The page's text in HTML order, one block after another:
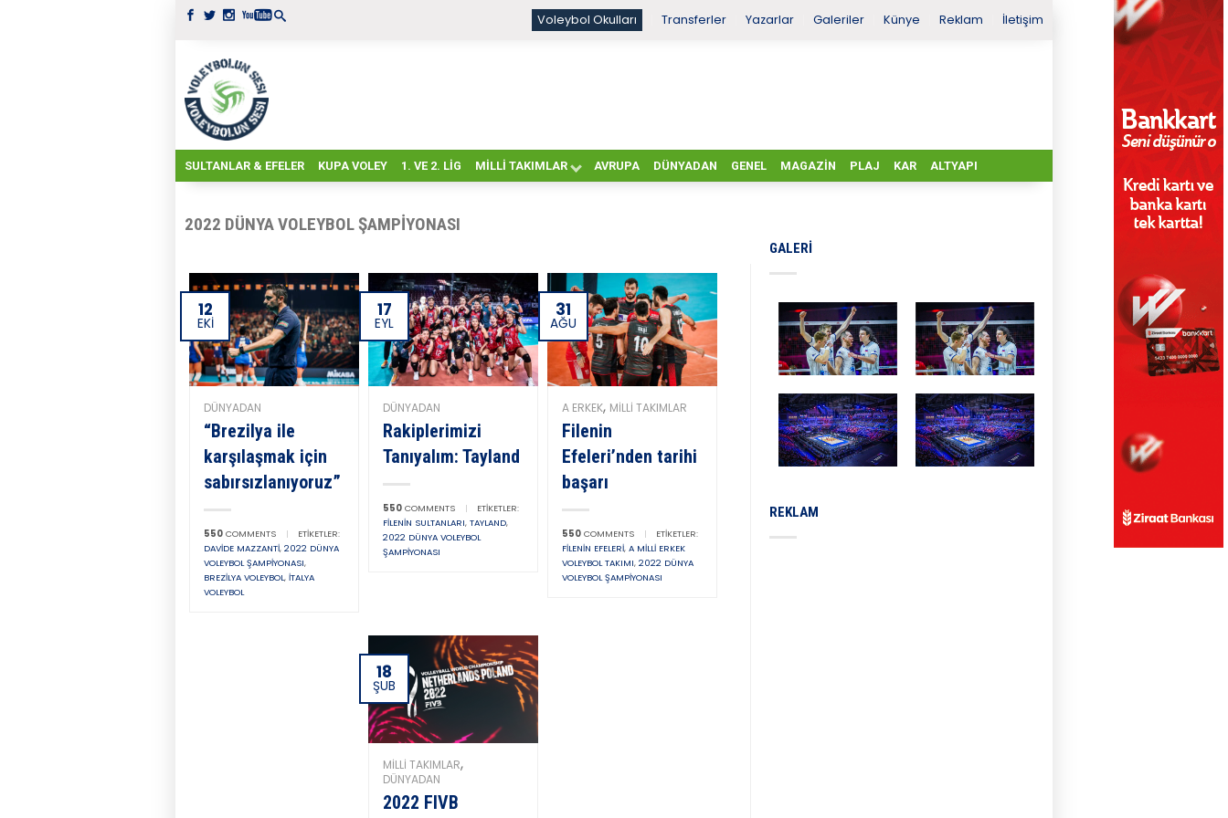
Voleybol Okulları Transferler Yazarlar Galeriler Künye Reklam İletişim
SULTANLAR & EFELER KUPA VOLEY 1. VE 2. LIG MILLI TAKIMLAR AVRUPA DÜNYADAN GENEL MAGAZIN PLAJ KAR ALTYAPI
2022 DÜNYA VOLEYBOL ŞAMPIYONASI
12
EKI
DÜNYADAN
“Brezilya ile
karşılaşmak için
sabırsızlanıyoruz”
550 COMMENTS |
ETIKETLER:
DAVIDE MAZZANTI, 2022 DÜNYA
VOLEYBOL ŞAMPIYONASI,
BREZILYA VOLEYBOL, İTALYA
VOLEYBOL
17
EYL
DÜNYADAN
Rakiplerimizi
Tanıyalım: Tayland
550 COMMENTS |
ETIKETLER:
FILENIN SULTANLARI, TAYLAND,
2022 DÜNYA VOLEYBOL
ŞAMPIYONASI
31
AĞU
A ERKEK, MILLI TAKIMLAR
Filenin
Efeleri’nden tarihi
başarı
550 COMMENTS |
ETIKETLER:
FILENIN EFELERI, A MILLI ERKEK
VOLEYBOL TAKIMI, 2022 DÜNYA
VOLEYBOL ŞAMPIYONASI
18
ŞUB
MILLI TAKIMLAR,
DÜNYADAN
2022 FIVB
GALERI
REKLAM